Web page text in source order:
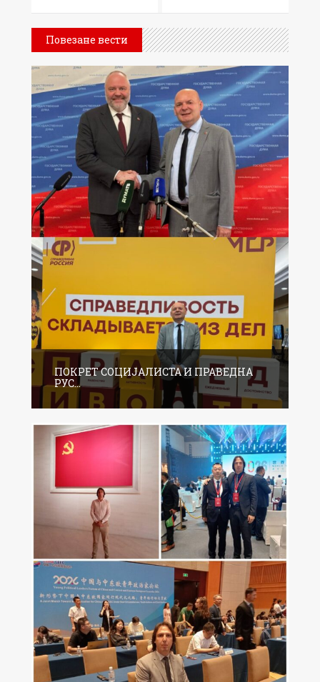
Повезане вести
ПОКРЕТ СОЦИЈАЛИСТА И ПРАВЕДНА
РУС...